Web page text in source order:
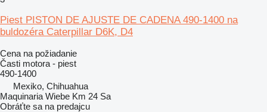
Piest PISTON DE AJUSTE DE CADENA 490-1400 na
buldozéra Caterpillar D6K, D4
Cena na požiadanie
Časti motora - piest
490-1400
Mexiko, Chihuahua
Maquinaria Wiebe Km 24 Sa
Obráťte sa na predajcu